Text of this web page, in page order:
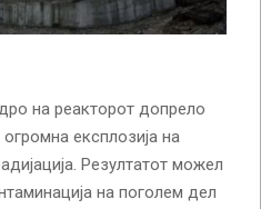
на реакторот допрело
експлозија на
Резултатот можел
на поголем дел